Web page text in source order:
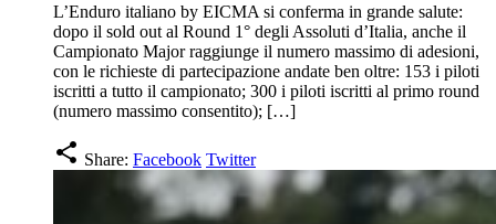
L’Enduro italiano by EICMA si conferma in grande salute:
dopo il sold out al Round 1° degli Assoluti d’Italia, anche il
Campionato Major raggiunge il numero massimo di adesioni,
con le richieste di partecipazione andate ben oltre: 153 i piloti
iscritti a tutto il campionato; 300 i piloti iscritti al primo round
(numero massimo consentito); […]
share Share: Facebook Twitter